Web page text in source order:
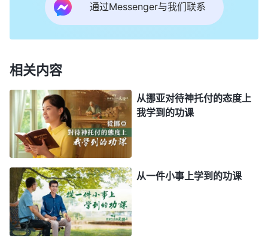
（神的交通）读了神的话我认识到，在教会尽本
分一切都得根据真理原则，对于看不透的事可以商量
于已经看透的事，就应该实行真理按原则办事，这才
眼儿，总维护个人的利益，明知道真理也不实行，对
神没有体贴、没有忠心，那这样的人肯定不能获得圣
灵作工，尽本分也不会得到神的开启带领。我明明已
经确定林欣不是追求真理的人，丝毫作不了实际工
作，是急需撤换的假带领，但看到几个执事都不同意
撤换，我怕他们说我狂妄自是，就不敢坚持真理原则
了，也不愿下功夫再跟弟兄姊妹交通分辨假带领方面
的真理了。我写信向带领反映情况，外表看是对本分
通过Messenger与我们联系
相关内容
从挪亚对待神托付的态度上
我学到的功课
从一件小事上学到的功课